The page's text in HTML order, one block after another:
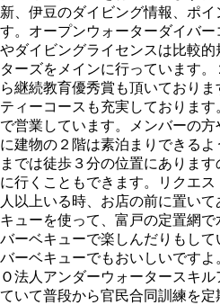
新、伊豆のダイビング情報、ポ
す。オープンウォーターダイバ
やダイビングライセンスは比較
ターズをメインに行っています
ら継続教育優秀賞も頂いており
ティーコースも充実しておりま
で営業しています。メンバーの
に建物の２階は素泊まりできる
までは徒歩３分の位置にありま
に行くこともできます。リクエ
人以上いる時、お店の前に置い
キューを使って、富戸の定置網
バーベキューで楽しんだりもし
バーベキューでもおいしいです
Ｏ法人アンダーウォータースキ
ていて普段から官民合同訓練を